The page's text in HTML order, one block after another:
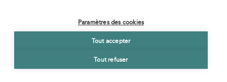
Paramètres des cookies
Tout accepter
Tout refuser